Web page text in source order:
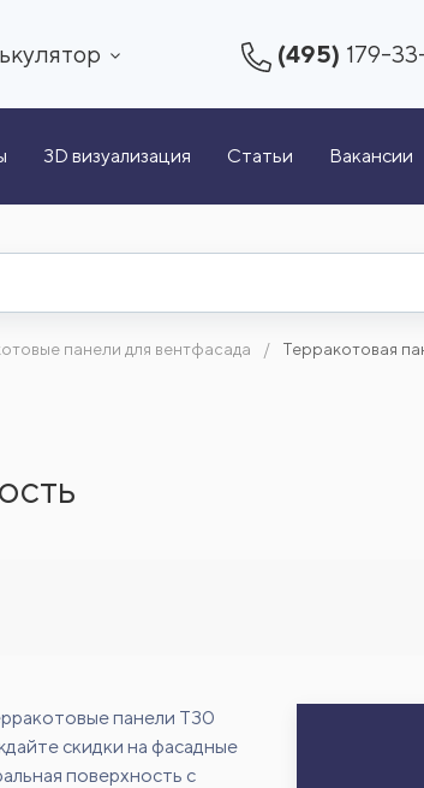
(495) 179-
3D визуализация Статьи Вакансии
панели для вентфасада
Терракотовая
панели Т30
скидки на фасадные
поверхность с